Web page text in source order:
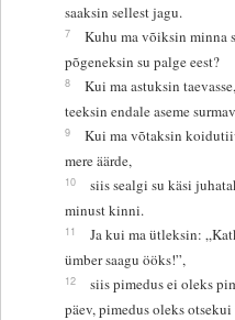
saaksin sellest jagu.
7
Kuhu ma võiksin minna
põgeneksin su palge eest?
8
Kui ma astuksin
teeksin endale aseme
9
Kui ma võtaksin
mere äärde,
10
siis sealgi su käsi
minust kinni.
11
Ja kui ma ütleksin:
ümber saagu ööks!”,
12
siis pimedus ei oleks
päev, pimedus oleks